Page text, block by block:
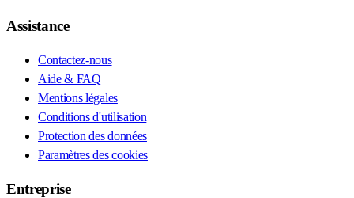
Assistance
Contactez-nous
Aide & FAQ
Mentions légales
Conditions d'utilisation
Protection des données
Paramètres des cookies
Entreprise